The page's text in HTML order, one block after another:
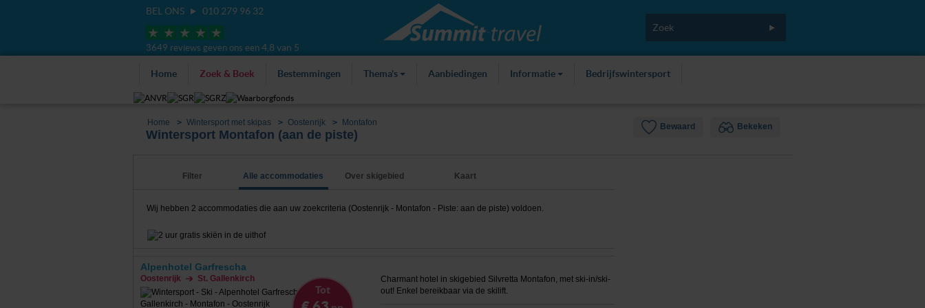
BEL ONS 010 279 96 32
3649 reviews geven ons een 4,8 van 5
Home Zoek & Boek Bestemmingen Thema's Aanbiedingen Informatie Bedrijfswintersport
Bewaard Bekeken
Home Wintersport met skipas Oostenrijk Montafon
Wintersport Montafon (aan de piste)
Filter Alle accommodaties Over skigebied Kaart
Wij hebben 2 accommodaties die aan uw zoekcriteria (Oostenrijk - Montafon - Piste: aan de piste) voldoen.
Alpenhotel Garfrescha
Oostenrijk St. Gallenkirch
Tot
Charmant hotel in skigebied Silvretta Montafon, met ski-in/ski-
out! Enkel bereikbaar via de skilift.